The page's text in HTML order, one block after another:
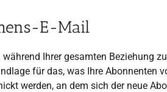
E-Mail
Ihrer gesamten Beziehung
für das, was Ihre Abonnenten
werden, an dem sich der neue